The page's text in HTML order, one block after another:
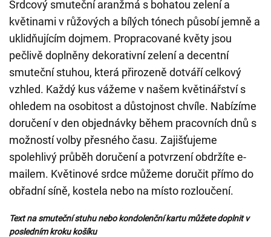
Srdcový smuteční aranžmá s bohatou zelení a
květinami v růžových a bílých tónech působí jemně a
uklidňujícím dojmem. Propracované květy jsou
pečlivě doplněny dekorativní zelení a decentní
smuteční stuhou, která přirozeně dotváří celkový
vzhled. Každý kus vážeme v našem květinářství s
ohledem na osobitost a důstojnost chvíle. Nabízíme
doručení v den objednávky během pracovních dnů s
možností volby přesného času. Zajišťujeme
spolehlivý průběh doručení a potvrzení obdržíte e-
mailem. Květinové srdce můžeme doručit přímo do
obřadní síně, kostela nebo na místo rozloučení.
Text na smuteční stuhu nebo kondolenční kartu můžete doplnit v
posledním kroku košíku